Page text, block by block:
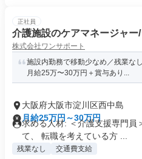
正社員
介護施設のケアマネージャー
株式会社ワンサポート
施設内勤務で移動少なめ／残業な
月給25万〜30万円＋賞与あり...
大阪府大阪市淀川区西中島
月給25万円～30万円
求める人材: ＜介護支援専門員
て、 転職を考えている方 ...
残業なし 交通費支給